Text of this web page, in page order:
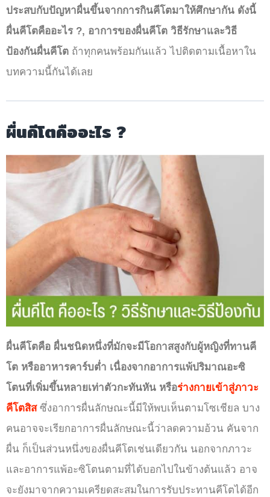
ประสบกับปัญหาผื่นขึ้นจากการกินคีโตมาให้ศึกษากัน ดังนี้
ผื่นคีโตคืออะไร ?, อาการของผื่นคีโต วิธีรักษาและวิธี
ป้องกันผื่นคีโต ถ้าทุกคนพร้อมกันแล้ว ไปติดตามเนื้อหาใน
บทความนี้กันได้เลย
ผื่นคีโตคืออะไร ?
ผื่นคีโตคือ ผื่นชนิดหนึ่งที่มักจะมีโอกาสสูงกับผู้หญิงที่ทานคี
โต หรืออาหารคาร์บต่ำ เนื่องจากอาการแพ้ปริมาณอะซิ
โตนที่เพิ่มขึ้นหลายเท่าตัวกะทันหัน หรือร่างกายเข้าสู่ภาวะ
คีโตสิส ซึ่งอาการผื่นลักษณะนี้มีให้พบเห็นตามโซเชียล บาง
คนอาจจะเรียกอาการผื่นลักษณะนี้ว่าลดความอ้วน คันจาก
ผื่น ก็เป็นส่วนหนึ่งของผื่นคีโตเช่นเดียวกัน นอกจากภาวะ
และอาการแพ้อะซิโตนตามที่ได้บอกไปในข้างต้นแล้ว อาจ
จะยังมาจากความเครียดสะสมในการรับประทานคีโตได้อีก